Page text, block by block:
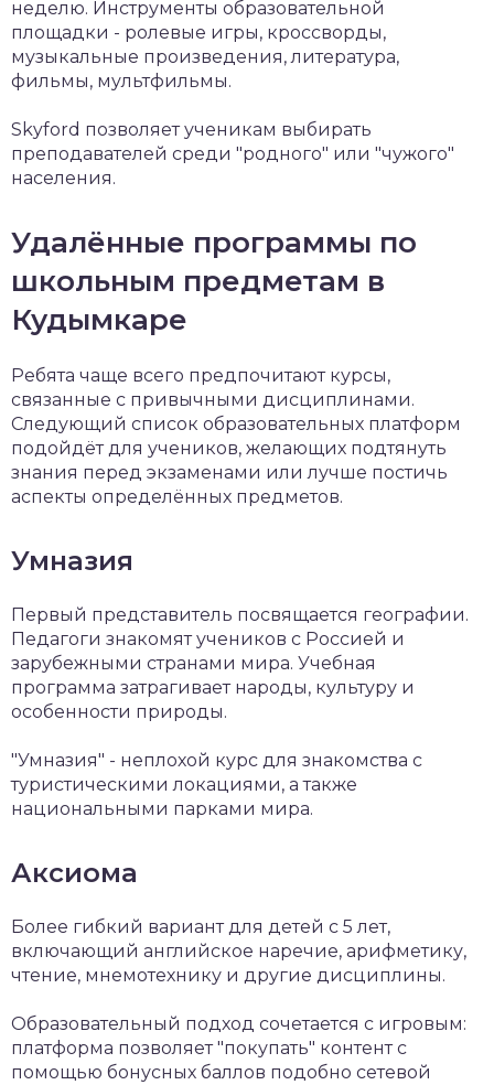
неделю. Инструменты образовательной
площадки - ролевые игры, кроссворды,
музыкальные произведения, литература,
фильмы, мультфильмы.
Skyford позволяет ученикам выбирать
преподавателей среди "родного" или "чужого"
населения.
Удалённые программы по
школьным предметам в
Кудымкаре
Ребята чаще всего предпочитают курсы,
связанные с привычными дисциплинами.
Следующий список образовательных платформ
подойдёт для учеников, желающих подтянуть
знания перед экзаменами или лучше постичь
аспекты определённых предметов.
Умназия
Первый представитель посвящается географии.
Педагоги знакомят учеников с Россией и
зарубежными странами мира. Учебная
программа затрагивает народы, культуру и
особенности природы.
"Умназия" - неплохой курс для знакомства с
туристическими локациями, а также
национальными парками мира.
Аксиома
Более гибкий вариант для детей с 5 лет,
включающий английское наречие, арифметику,
чтение, мнемотехнику и другие дисциплины.
Образовательный подход сочетается с игровым:
платформа позволяет "покупать" контент с
помощью бонусных баллов подобно сетевой